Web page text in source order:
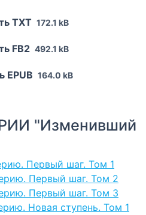
TXT 172.1 kB
FB2 492.1 kB
EPUB 164.0 kB
"Изменивший
Первый шаг. Том 1
Первый шаг. Том 2
Первый шаг. Том 3
Новая ступень. Том 1